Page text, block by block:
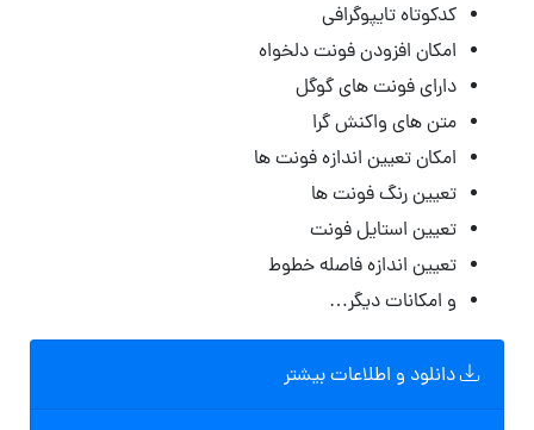
کدکوتاه تایپوگرافی
امکان افزودن فونت دلخواه
دارای فونت های گوگل
متن های واکنش گرا
امکان تعیین اندازه فونت ها
تعیین رنگ فونت ها
تعیین استایل فونت
تعیین اندازه فاصله خطوط
و امکانات دیگر…
دانلود و اطلاعات بیشتر